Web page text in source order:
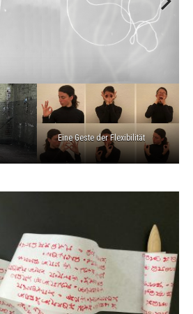
Next
Eine Geste der Flexibilität